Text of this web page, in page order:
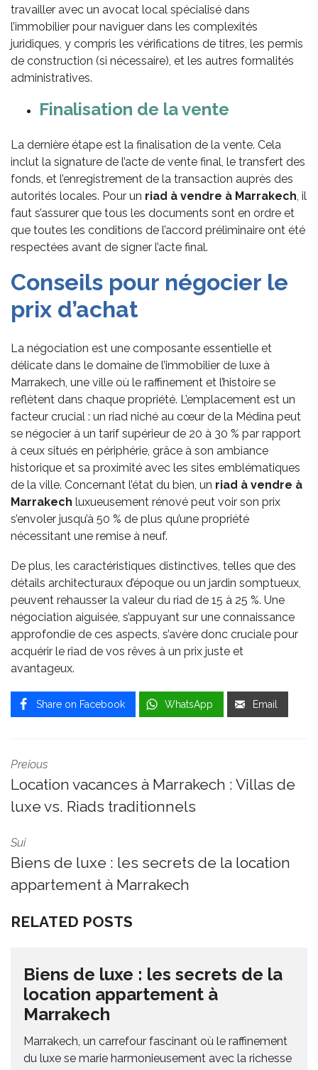
travailler avec un avocat local spécialisé dans
l’immobilier pour naviguer dans les complexités
juridiques, y compris les vérifications de titres, les permis
de construction (si nécessaire), et les autres formalités
administratives.
Finalisation de la vente
La dernière étape est la finalisation de la vente. Cela
inclut la signature de l’acte de vente final, le transfert des
fonds, et l’enregistrement de la transaction auprès des
autorités locales. Pour un riad à vendre à Marrakech, il
faut s’assurer que tous les documents sont en ordre et
que toutes les conditions de l’accord préliminaire ont été
respectées avant de signer l’acte final.
Conseils pour négocier le
prix d’achat
La négociation est une composante essentielle et
délicate dans le domaine de l’immobilier de luxe à
Marrakech, une ville où le raffinement et l’histoire se
reflètent dans chaque propriété. L’emplacement est un
facteur crucial : un riad niché au cœur de la Médina peut
se négocier à un tarif supérieur de 20 à 30 % par rapport
à ceux situés en périphérie, grâce à son ambiance
historique et sa proximité avec les sites emblématiques
de la ville. Concernant l’état du bien, un riad à vendre à
Marrakech luxueusement rénové peut voir son prix
s’envoler jusqu’à 50 % de plus qu’une propriété
nécessitant une remise à neuf.
De plus, les caractéristiques distinctives, telles que des
détails architecturaux d’époque ou un jardin somptueux,
peuvent rehausser la valeur du riad de 15 à 25 %. Une
négociation aiguisée, s’appuyant sur une connaissance
approfondie de ces aspects, s’avère donc cruciale pour
acquérir le riad de vos rêves à un prix juste et
avantageux.
Share on Facebook WhatsApp Email
Preious
Location vacances à Marrakech : Villas de
luxe vs. Riads traditionnels
Sui
Biens de luxe : les secrets de la location
appartement à Marrakech
RELATED POSTS
Biens de luxe : les secrets de la
location appartement à
Marrakech
Marrakech, un carrefour fascinant où le raffinement
du luxe se marie harmonieusement avec la richesse